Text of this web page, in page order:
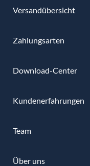
Versandübersicht
Zahlungsarten
Download-Center
Kundenerfahrungen
Team
Über uns